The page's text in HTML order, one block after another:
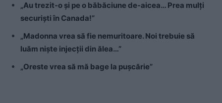
„Au trezit-o și pe o băbăciune de-aicea… Prea mulți
securiști în Canada!”
„Madonna vrea să fie nemuritoare. Noi trebuie să
luăm niște injecții din ălea…”
„Oreste vrea să mă bage la pușcărie”